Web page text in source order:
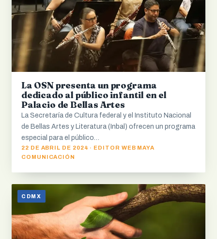
La OSN presenta un programa
dedicado al público infantil en el
Palacio de Bellas Artes
La Secretaría de Cultura federal y el Instituto Nacional
de Bellas Artes y Literatura (Inbal) ofrecen un programa
especial para el público…
22 DE ABRIL DE 2024 · EDITOR WEB MAYA
COMUNICACIÓN
CDMX